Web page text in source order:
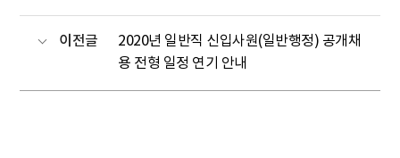
이전글
2020년 일반직 신입사원(일반행정) 공개채
용 전형 일정 연기 안내